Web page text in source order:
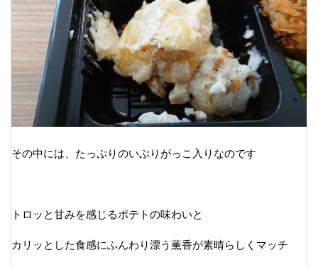
その中には、たっぷりのいぶりがっこ入りなのです
トロッと甘みを感じるポテトの味わいと
カリッとした食感にふんわり漂う薫香が素晴らしくマッチ